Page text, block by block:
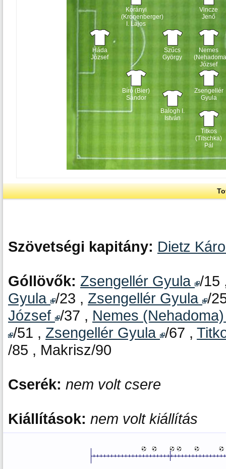
Háda
József
Korányi
(Kronenberger)
I. Lajos
Bíró (Bier)
Sándor
Szűcs
György
Balogh I.
István
Vincze
Jenő
Nemes
József
Zsengellér
Gyula
Titkos
(Titschka)
Pál
Szövetségi kapitány: Dietz
Góllövők: Zsengellér Gyula /15
Gyula /23 , Zsengellér Gyula /
József /37 , Nemes
/51 , Zsengellér Gyula /67 ,
/85 , Makrisz/90
Cserék: nem volt csere
Kiállítások: nem volt kiállítás